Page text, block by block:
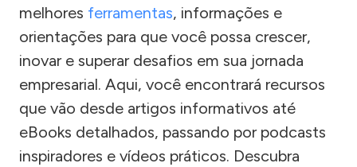
melhores ferramentas, informações e
orientações para que você possa crescer,
inovar e superar desafios em sua jornada
empresarial. Aqui, você encontrará recursos
que vão desde artigos informativos até
eBooks detalhados, passando por podcasts
inspiradores e vídeos práticos. Descubra